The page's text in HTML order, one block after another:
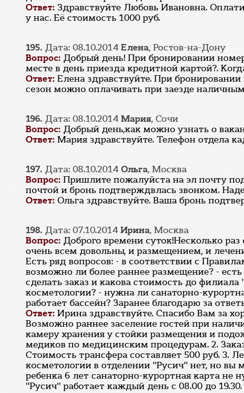
Ответ: Здравствуйте Любовь Ивановна.
у нас. Её стоимость 1000 руб.
195. Дата: 08.10.2014 Елена, Ростов-на-Дону
Вопрос: Добрый день! При бронировании
месте в день приезда кредитной картой?.
Ответ: Елена здравствуйте. При
сезон можно оплачивать при заезде
196. Дата: 08.10.2014 Мария, Сочи
Вопрос: Добрый день,как можно узнать о
Ответ: Мария здравствуйте. Телефон отдела
197. Дата: 08.10.2014 Ольга, Москва
Вопрос: Пришлите пожалуйста на эл почту
почтой и бронь подтверждвлась звонком.
Ответ: Ольга здравствуйте. Ваша бронь
198. Дата: 07.10.2014 Ирина, Москва
Вопрос: Доброго времени суток!Несколько
очень всем довольны, и размещением, и
Есть ряд вопросов: - в соответствии с
возможно ли более раннее размещение? -
сделать заказ и какова стоимость до
косметологии? - нужна ли санаторно-
работает бассейн? Заранее благодарю за
Ответ: Ирина здравствуйте. Спасибо Вам за
Возможно раннее заселение гостей при
камеру хранения у стойки размещения и
медиков по медицинским процедурам. 2.
Стоимость трансфера составляет 500 руб. 3.
косметологии в отделении "Русич" нет, но вы
ребенка 6 лет санаторно-курортная карта
"Русич" работает каждый день с 08.00 до